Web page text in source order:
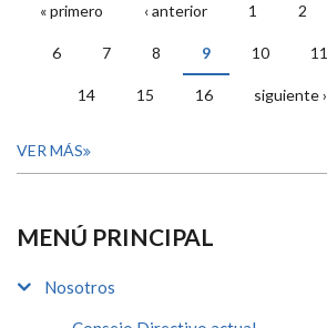
PÁGINAS
« primero ‹ anterior 1 2
6 7 8 9 10 11
14 15 16 siguiente ›
VER MÁS
MENÚ PRINCIPAL
Nosotros